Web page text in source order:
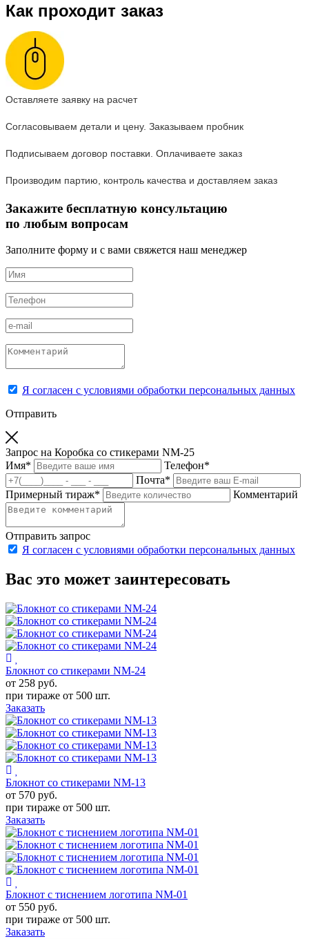
Как проходит заказ
Оставляете заявку на расчет
Согласовываем детали и цену. Заказываем пробник
Подписываем договор поставки. Оплачиваете заказ
Производим партию, контроль качества и доставляем заказ
Закажите бесплатную консультацию
по любым вопросам
Заполните форму и с вами свяжется наш менеджер
Я согласен с условиями обработки персональных данных
Отправить
Запрос на Коробка со стикерами NM-25
Имя* Телефон*
Почта*
Примерный тираж* Комментарий
Отправить запрос
Я согласен с условиями обработки персональных данных
Вас это может заинтересовать
Блокнот со стикерами NM-24
от 258 руб.
при тираже от 500 шт.
Заказать
Блокнот со стикерами NM-13
от 570 руб.
при тираже от 500 шт.
Заказать
Блокнот с тиснением логотипа NM-01
от 550 руб.
при тираже от 500 шт.
Заказать